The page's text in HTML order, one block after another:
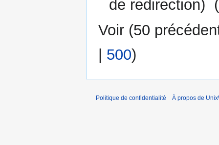
de redirection) ‎ (
Voir (50
| 500)
Politique de confidentialité À propos de